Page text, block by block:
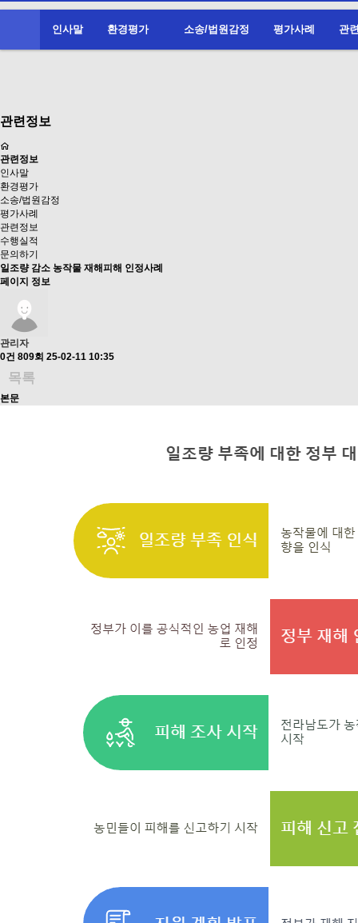
인사말 환경평가 소송/법원감정 평가사례 관
관련정보
관련정보
인사말
환경평가
소송/법원감정
평가사례
관련정보
수행실적
문의하기
일조량 감소 농작물 재해피해 인정사례
페이지 정보
관리자
0건 809회 25-02-11 10:35
목록
본문